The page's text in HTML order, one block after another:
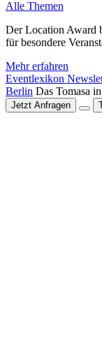
Alle Themen
Der Location Award
für besondere
Mehr erfahren
Eventlexikon
Berlin Das Tomasa
Jetzt Anfragen